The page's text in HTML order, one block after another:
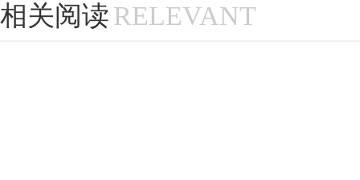
相关阅读RELEVANT